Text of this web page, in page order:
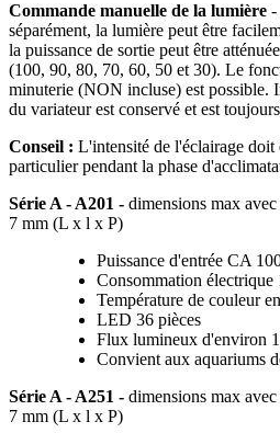
Commande manuelle de la lumière -
séparément, la lumière peut être
la puissance de sortie peut être
(100, 90, 80, 70, 60, 50 et 30). Le
minuterie (NON incluse) est possible.
du variateur est conservé et est
Conseil : L'intensité de l'éclairage doit
particulier pendant la phase
Série A - A201 - dimensions max
7 mm (L x l x P)
Puissance d'entrée CA
Consommation électrique
Température de couleur
LED 36 pièces
Flux lumineux d'environ
Convient aux aquariums
Série A - A251 - dimensions max
7 mm (L x l x P)